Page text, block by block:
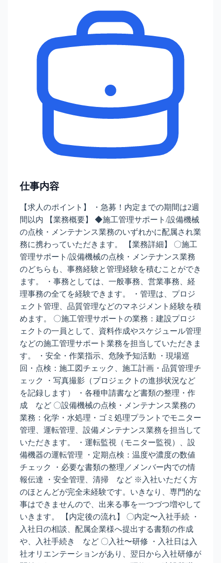
仕事内容
【求人のポイント】 ・急募！内定までの期間は2週
間以内 【業務概要】 ◆施工管理サポート/設備機械
の点検・メンテナンス業務のいずれかに配属され業
務に携わっていただきます。 【業務詳細】 〇施工
管理サポート/設備機械の点検・メンテナンス業務
のどちらも、事務経験と管理経験を積むことができ
ます。 ・事務としては、一般事務、営業事務、経
理事務の全てを経験できます。 ・管理は、プロジ
ェクト管理、品質管理などのマネジメント経験を積
めます。 〇施工管理サポートの業務：建設プロジ
ェクトの一員として、資料作成やスケジュール管理
などの施工管理サポート業務を担当していただきま
す。 ・安全・作業指示、危険予知活動 ・現場巡
回・点検：施工図チェック、施工計画・品質管理チ
ェック ・写真撮影（プロジェクトの進捗状況など
を記録します） ・各種申請書など書類の整理・作
成 など 〇設備機械の点検・メンテナンス業務の
業務：化学・水処理・ゴミ処理プラントでモニター
管理、運転管理、設備メンテナンス業務を担当して
いただきます。 ・運転監視（モニター監視）、設
備機器の運転管理 ・定期点検：温度や濃度の数値
チェック ・必要な書類の整理／メンバー内での情
報伝達 ・安全管理、清掃 など ※入社いただく方
のほとんどが完全未経験です。いきなり、専門的な
事はできませんので、出来る事を一つづつ増やして
いきます。 【内定後の流れ】 〇内定〜入社手続 ・
入社日の相談、配属企業様へ提出する書類の作成
や、入社手続き など 〇入社〜研修 ・入社日は入
社オリエンテーションがあり、翌日から入社研修が